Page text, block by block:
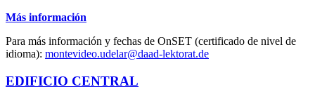
Más información
Para más información y fechas de OnSET (certificado de nivel de
idioma): montevideo.udelar@daad-lektorat.de
EDIFICIO CENTRAL